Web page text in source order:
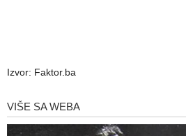
Izvor: Faktor.ba